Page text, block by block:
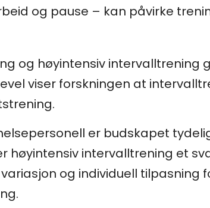
og pause – kan påvirke
og høyintensiv intervalltrening
viser forskningen at
er budskapet
høyintensiv intervalltrening et
og individuell tilpasning